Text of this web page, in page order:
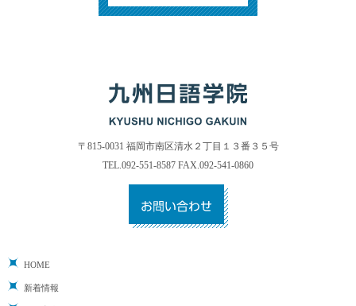
〒815-0031 福岡市南区清水２丁目１３番３５号
TEL.092-551-8587 FAX.092-541-0860
HOME
新着情報